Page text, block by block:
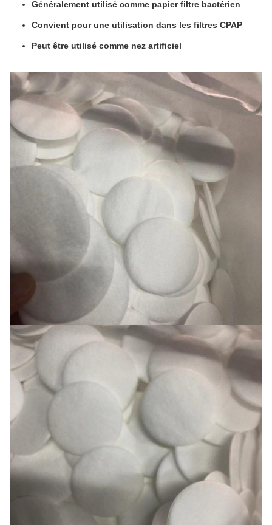
Généralement utilisé comme papier filtre bactérien
Convient pour une utilisation dans les filtres CPAP
Peut être utilisé comme nez artificiel